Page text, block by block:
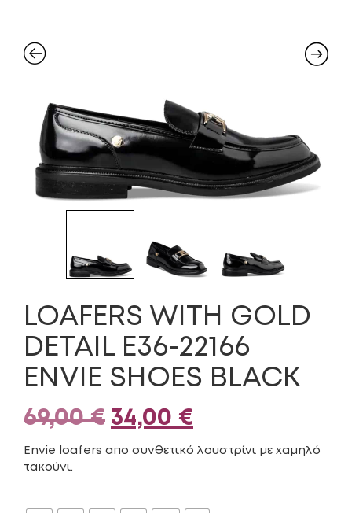
LOAFERS WITH GOLD
DETAIL E36-22166
ENVIE SHOES BLACK
69,00€ Original
price
34,00 €
τρέχουσα
Envie loafers απο συνθετικό λουστρίνι με χαμηλό
τακούνι.